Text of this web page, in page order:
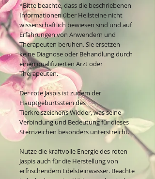
*Bitte beachte, dass die beschriebenen
Informationen über Heilsteine nicht
wissenschaftlich bewiesen sind und auf
Erfahrungen von Anwendern und
Therapeuten beruhen. Sie ersetzen
keine Diagnose oder Behandlung durch
einen qualifizierten Arzt oder
Therapeuten.
Der rote Jaspis ist zudem der
Hauptgeburtsstein des
Tierkreiszeichens Widder, was seine
Verbindung und Bedeutung für dieses
Sternzeichen besonders unterstreicht.
Nutze die kraftvolle Energie des roten
Jaspis auch für die Herstellung von
erfrischendem Edelsteinwasser. Beachte